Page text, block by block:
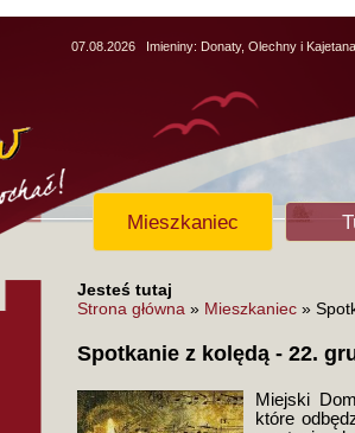
07.08.2026 Imieniny: Donaty, Olechny i Kajetana
Mieszkaniec
Jesteś tutaj
Strona główna » Mieszkaniec »
Spotkanie z kolędą - 22.
Miejski
które